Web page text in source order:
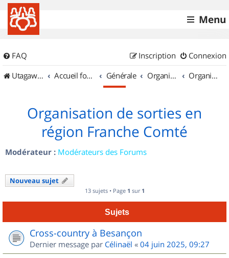
Menu
FAQ Connexion
Inscription
UtagawaVTT (Randos VTT et VTTAE avec traces GPS)
Accueil forum Générale Organisation de sorties & Recherche de partenaires Organisation de sorties en région Franche Comté
Organisation de sorties en
région Franche Comté
Modérateur : Modérateurs des Forums
Nouveau sujet
13 sujets • Page 1 sur 1
Sujets
Cross-country à Besançon
Dernier message par Célinaël « 04 juin 2025, 09:27